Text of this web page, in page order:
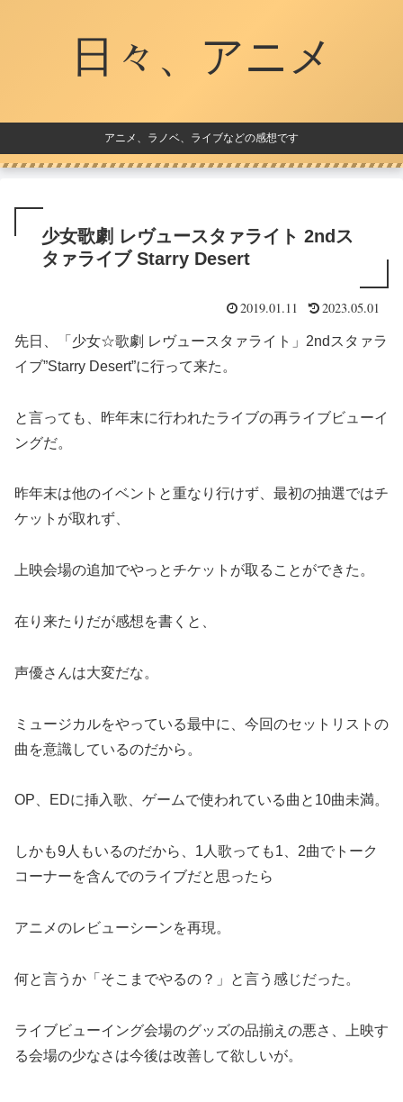
日々、アニメ
アニメ、ラノベ、ライブなどの感想です
少女歌劇 レヴュースタァライト 2ndス
タァライブ Starry Desert
2019.01.11 2023.05.01
先日、「少女☆歌劇 レヴュースタァライト」2ndスタァラ
イブ”Starry Desert”に行って来た。
と言っても、昨年末に行われたライブの再ライブビューイ
ングだ。
昨年末は他のイベントと重なり行けず、最初の抽選ではチ
ケットが取れず、
上映会場の追加でやっとチケットが取ることができた。
在り来たりだが感想を書くと、
声優さんは大変だな。
ミュージカルをやっている最中に、今回のセットリストの
曲を意識しているのだから。
OP、EDに挿入歌、ゲームで使われている曲と10曲未満。
しかも9人もいるのだから、1人歌っても1、2曲でトーク
コーナーを含んでのライブだと思ったら
アニメのレビューシーンを再現。
何と言うか「そこまでやるの？」と言う感じだった。
ライブビューイング会場のグッズの品揃えの悪さ、上映す
る会場の少なさは今後は改善して欲しいが。